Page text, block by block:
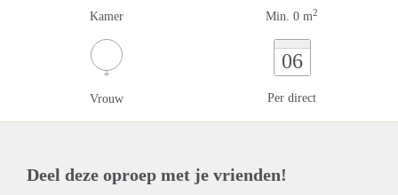
Kamer Min. 0 m2
Vrouw
06
Per direct
Deel deze oproep met je vrienden!